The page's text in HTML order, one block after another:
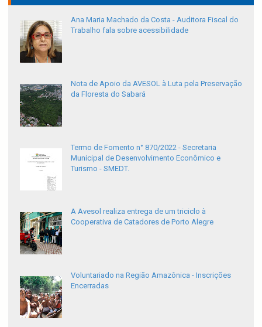
Ana Maria Machado da Costa - Auditora Fiscal do
Trabalho fala sobre acessibilidade
Nota de Apoio da AVESOL à Luta pela Preservação
da Floresta do Sabará
Termo de Fomento n° 870/2022 - Secretaria
Municipal de Desenvolvimento Econômico e
Turismo - SMEDT.
A Avesol realiza entrega de um triciclo à
Cooperativa de Catadores de Porto Alegre
Voluntariado na Região Amazônica - Inscrições
Encerradas